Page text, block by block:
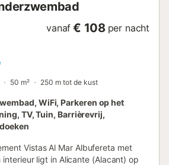
vanaf € 108 per nacht
50 m² 250 m tot de kust
WiFi, Parkeren op het
TV, Tuin, Barrièrevrij,
Vistas Al Mar Albufereta met
ligt in Alicante (Alacant) op